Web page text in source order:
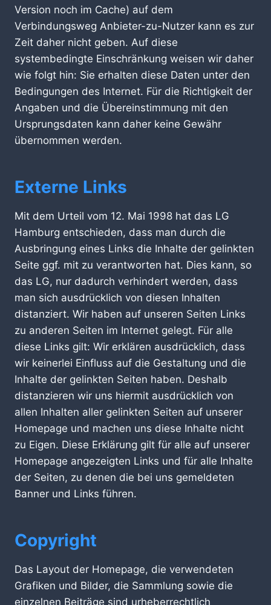
Version noch im Cache) auf dem
Verbindungsweg Anbieter-zu-Nutzer kann es zur
Zeit daher nicht geben. Auf diese
systembedingte Einschränkung weisen wir daher
wie folgt hin: Sie erhalten diese Daten unter den
Bedingungen des Internet. Für die Richtigkeit der
Angaben und die Übereinstimmung mit den
Ursprungsdaten kann daher keine Gewähr
übernommen werden.
Externe Links
Mit dem Urteil vom 12. Mai 1998 hat das LG
Hamburg entschieden, dass man durch die
Ausbringung eines Links die Inhalte der gelinkten
Seite ggf. mit zu verantworten hat. Dies kann, so
das LG, nur dadurch verhindert werden, dass
man sich ausdrücklich von diesen Inhalten
distanziert. Wir haben auf unseren Seiten Links
zu anderen Seiten im Internet gelegt. Für alle
diese Links gilt: Wir erklären ausdrücklich, dass
wir keinerlei Einfluss auf die Gestaltung und die
Inhalte der gelinkten Seiten haben. Deshalb
distanzieren wir uns hiermit ausdrücklich von
allen Inhalten aller gelinkten Seiten auf unserer
Homepage und machen uns diese Inhalte nicht
zu Eigen. Diese Erklärung gilt für alle auf unserer
Homepage angezeigten Links und für alle Inhalte
der Seiten, zu denen die bei uns gemeldeten
Banner und Links führen.
Copyright
Das Layout der Homepage, die verwendeten
Grafiken und Bilder, die Sammlung sowie die
einzelnen Beiträge sind urheberrechtlich